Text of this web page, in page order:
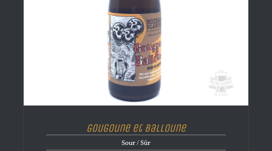
Gougoune et Balloune
Sour / Sûr